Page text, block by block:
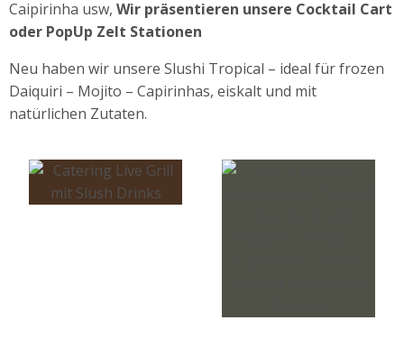
Caipirinha usw, Wir präsentieren unsere Cocktail Cart
oder PopUp Zelt Stationen
Neu haben wir unsere Slushi Tropical – ideal für frozen
Daiquiri – Mojito – Capirinhas, eiskalt und mit
natürlichen Zutaten.